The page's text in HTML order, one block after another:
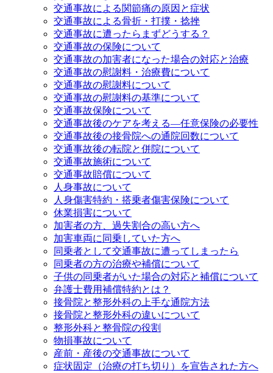
交通事故による関節痛の原因と症状
交通事故による骨折・打撲・捻挫
交通事故に遭ったらまずどうする？
交通事故の保険について
交通事故の加害者になった場合の対応と治療
交通事故の慰謝料・治療費について
交通事故の慰謝料について
交通事故の慰謝料の基準について
交通事故保険について
交通事故後のケアを考える—任意保険の必要性
交通事故後の接骨院への通院回数について
交通事故後の転院と併院について
交通事故施術について
交通事故賠償について
人身事故について
人身傷害特約・搭乗者傷害保険について
休業損害について
加害者の方、過失割合の高い方へ
加害車両に同乗していた方へ
同乗者として交通事故に遭ってしまったら
同乗者の方の治療や補償について
子供の同乗者がいた場合の対応と補償について
弁護士費用補償特約とは？
接骨院と整形外科の上手な通院方法
接骨院と整形外科の違いについて
整形外科と整骨院の役割
物損事故について
産前・産後の交通事故について
症状固定（治療の打ち切り）を宣告された方へ